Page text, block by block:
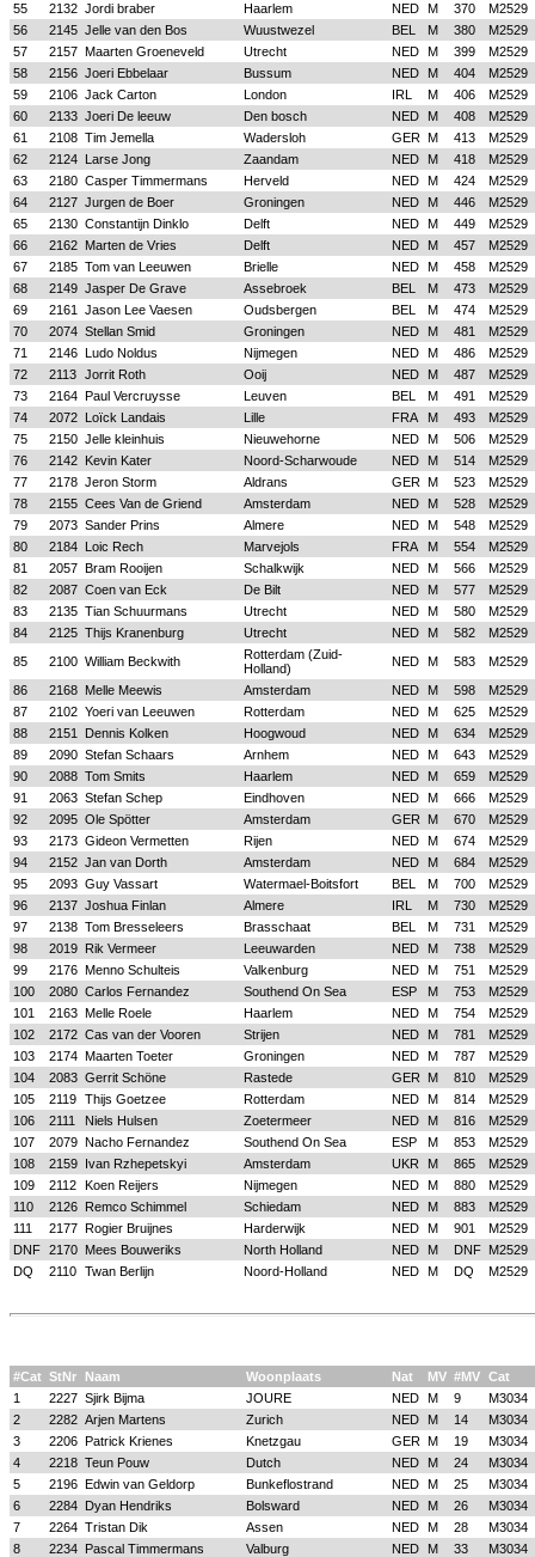
55
2132 Jordi braber Haarlem NED M 370
M2529
56
2145 Jelle van den Bos Wuustwezel BEL M 380
M2529
57
2157 Maarten Groeneveld Utrecht NED M 399
M2529
58
2156 Joeri Ebbelaar Bussum NED M 404
M2529
59
2106 Jack Carton London IRL M 406
M2529
60
2133 Joeri De leeuw Den bosch NED M 408
M2529
61
2108 Tim Jemella Wadersloh GER M 413
M2529
62
2124 Larse Jong Zaandam NED M 418
M2529
63
2180 Casper Timmermans Herveld NED M 424
M2529
64
2127 Jurgen de Boer Groningen NED M 446
M2529
65
2130 Constantijn Dinklo Delft NED M 449
M2529
66
2162 Marten de Vries Delft NED M 457
M2529
67
2185 Tom van Leeuwen Brielle NED M 458
M2529
68
2149 Jasper De Grave Assebroek BEL M 473
M2529
69
2161 Jason Lee Vaesen Oudsbergen BEL M 474
M2529
70
2074 Stellan Smid Groningen NED M 481
M2529
71
2146 Ludo Noldus Nijmegen NED M 486
M2529
72
2113 Jorrit Roth Ooij NED M 487
M2529
73
2164 Paul Vercruysse Leuven BEL M 491
M2529
74
2072 Loïck Landais Lille FRA M 493
M2529
75
2150 Jelle kleinhuis Nieuwehorne NED M 506
M2529
76
2142 Kevin Kater Noord-Scharwoude NED M 514
M2529
77
2178 Jeron Storm Aldrans GER M 523
M2529
78
2155 Cees Van de Griend Amsterdam NED M 528
M2529
79
2073 Sander Prins Almere NED M 548
M2529
80
2184 Loic Rech Marvejols FRA M 554
M2529
81
2057 Bram Rooijen Schalkwijk NED M 566
M2529
82
2087 Coen van Eck De Bilt NED M 577
M2529
83
2135 Tian Schuurmans Utrecht NED M 580
M2529
84
2125 Thijs Kranenburg Utrecht NED M 582
M2529
85
2100 William Beckwith
Rotterdam (Zuid-
Holland)
NED M 583
M2529
86
2168 Melle Meewis Amsterdam NED M 598
M2529
87
2102 Yoeri van Leeuwen Rotterdam NED M 625
M2529
88
2151 Dennis Kolken Hoogwoud NED M 634
M2529
89
2090 Stefan Schaars Arnhem NED M 643
M2529
90
2088 Tom Smits Haarlem NED M 659
M2529
91
2063 Stefan Schep Eindhoven NED M 666
M2529
92
2095 Ole Spötter Amsterdam GER M 670
M2529
93
2173 Gideon Vermetten Rijen NED M 674
M2529
94
2152 Jan van Dorth Amsterdam NED M 684
M2529
95
2093 Guy Vassart Watermael-Boitsfort BEL M 700
M2529
96
2137 Joshua Finlan Almere IRL M 730
M2529
97
2138 Tom Bresseleers Brasschaat BEL M 731
M2529
98
2019 Rik Vermeer Leeuwarden NED M 738
M2529
99
2176 Menno Schulteis Valkenburg NED M 751
M2529
100
2080 Carlos Fernandez Southend On Sea ESP M 753
M2529
101
2163 Melle Roele Haarlem NED M 754
M2529
102
2172 Cas van der Vooren Strijen NED M 781
M2529
103
2174 Maarten Toeter Groningen NED M 787
M2529
104
2083 Gerrit Schöne Rastede GER M 810
M2529
105
2119 Thijs Goetzee Rotterdam NED M 814
M2529
106
2111 Niels Hulsen Zoetermeer NED M 816
M2529
107
2079 Nacho Fernandez Southend On Sea ESP M 853
M2529
108
2159 Ivan Rzhepetskyi Amsterdam UKR M 865
M2529
109
2112 Koen Reijers Nijmegen NED M 880
M2529
110
2126 Remco Schimmel Schiedam NED M 883
M2529
111
2177 Rogier Bruijnes Harderwijk NED M 901
M2529
DNF 2170 Mees Bouweriks North Holland NED M DNF M2529
DQ
2110 Twan Berlijn Noord-Holland NED M DQ M2529
#Cat StNr Naam Woonplaats Nat MV #MV Cat
1
2227 Sjirk Bijma JOURE NED M 9
M3034
2
2282 Arjen Martens Zurich NED M 14
M3034
3
2206 Patrick Krienes Knetzgau GER M 19
M3034
4
2218 Teun Pouw Dutch NED M 24
M3034
5
2196 Edwin van Geldorp Bunkeflostrand NED M 25
M3034
6
2284 Dyan Hendriks Bolsward NED M 26
M3034
7
2264 Tristan Dik Assen NED M 28
M3034
8
2234 Pascal Timmermans Valburg NED M 33 M3034